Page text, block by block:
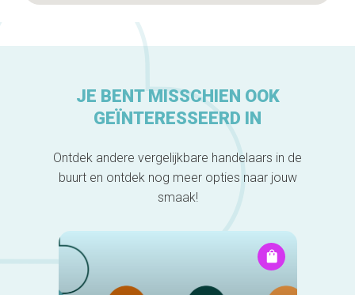
JE BENT MISSCHIEN OOK
GEÏNTERESSEERD IN
Ontdek andere vergelijkbare handelaars in de
buurt en ontdek nog meer opties naar jouw
smaak!